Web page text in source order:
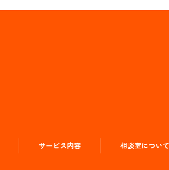
サービス内容 相談室について